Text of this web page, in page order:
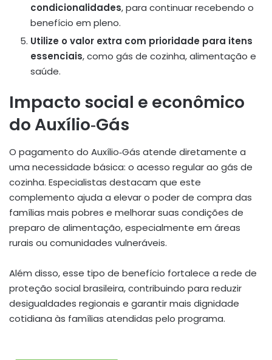
condicionalidades, para continuar recebendo o
benefício em pleno.
Utilize o valor extra com prioridade para itens
essenciais, como gás de cozinha, alimentação e
saúde.
Impacto social e econômico
do Auxílio‑Gás
O pagamento do Auxílio‑Gás atende diretamente a
uma necessidade básica: o acesso regular ao gás de
cozinha. Especialistas destacam que este
complemento ajuda a elevar o poder de compra das
famílias mais pobres e melhorar suas condições de
preparo de alimentação, especialmente em áreas
rurais ou comunidades vulneráveis.
Além disso, esse tipo de benefício fortalece a rede de
proteção social brasileira, contribuindo para reduzir
desigualdades regionais e garantir mais dignidade
cotidiana às famílias atendidas pelo programa.